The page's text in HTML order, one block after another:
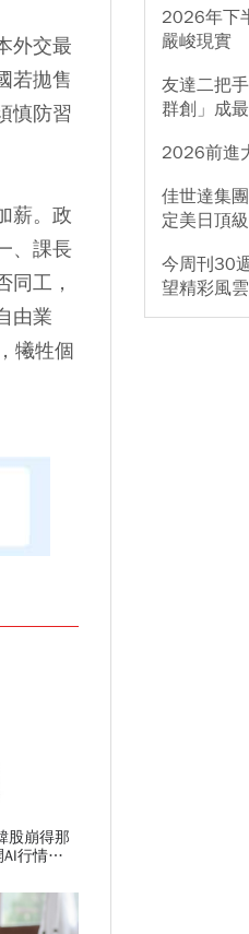
外交最
若拋售
慎防習
薪。政
、課長
工，
由業
犧牲個
股崩得那
行情背
2026年下
嚴峻現實
友達二把
群創」成
2026前進
佳世達集
定美日頂
今周刊30
望精彩風